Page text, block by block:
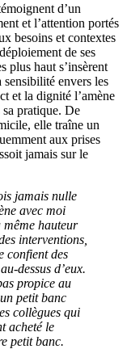
d’un
et l’attention portés
besoins et contextes
de ses
plus haut s’insèrent
envers les
et la dignité l’amène
sa pratique. De
elle traîne un
aux prises
jamais sur le
jamais nulle
avec moi
même hauteur
interventions,
confient des
dessus d’eux.
propice au
petit banc
collègues qui
acheté le
petit banc.